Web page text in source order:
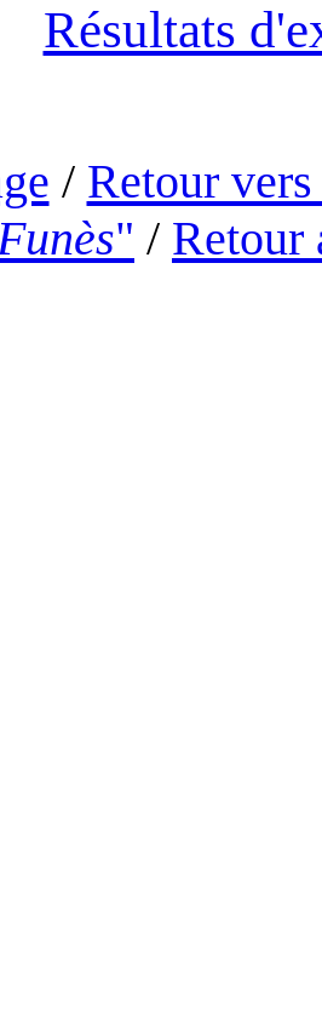
Résultats
/ Retour
" / Retour